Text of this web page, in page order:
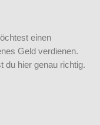
einen
Geld verdienen.
du hier genau richtig.